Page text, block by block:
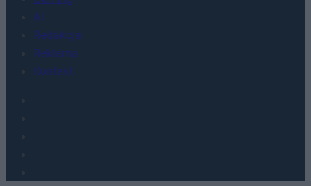
AI
Redakcja
Reklama
Kontakt